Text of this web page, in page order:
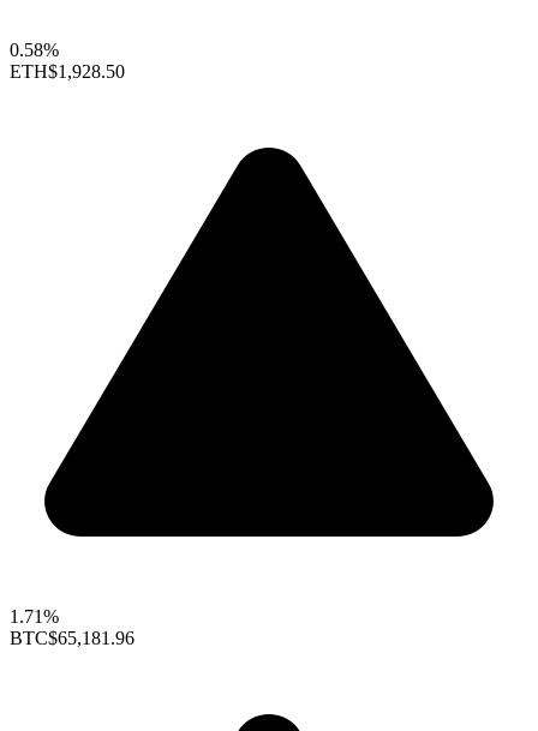
0.58%
ETH$1,928.50
1.71%
BTC$65,181.96